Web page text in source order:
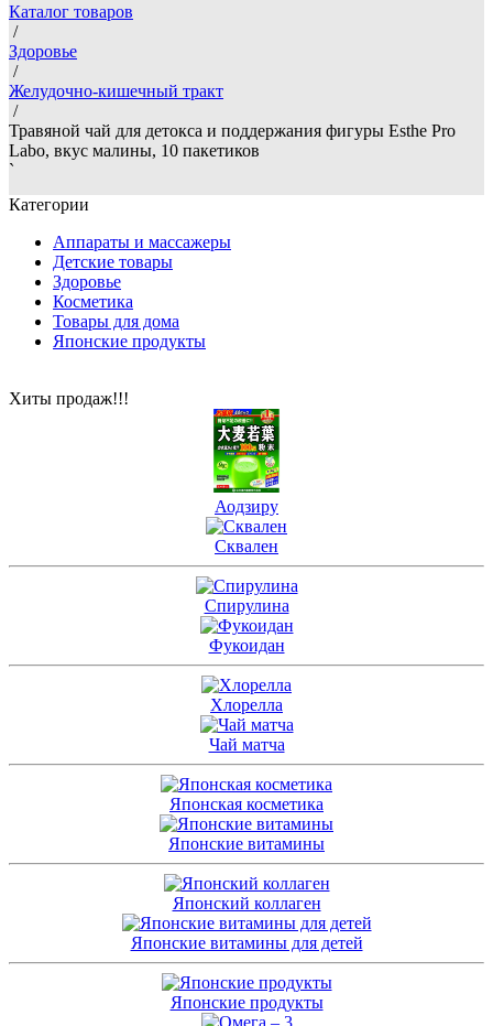
Каталог товаров
/
Здоровье
/
Желудочно-кишечный тракт
/
Травяной чай для детокса и поддержания фигуры Esthe Pro
Labo, вкус малины, 10 пакетиков
`
Категории
Аппараты и массажеры
Детские товары
Здоровье
Косметика
Товары для дома
Японские продукты
Хиты продаж!!!
Аодзиру
Сквален
Спирулина
Фукоидан
Хлорелла
Чай матча
Японская косметика
Японские витамины
Японский коллаген
Японские витамины для детей
Японские продукты